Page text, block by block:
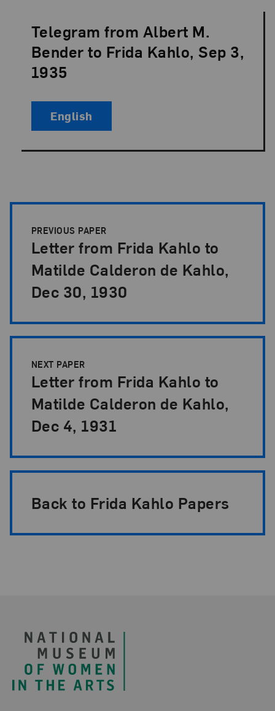
Telegram from Albert M.
Bender to Frida Kahlo, Sep 3,
1935
Language:
English
PREVIOUS PAPER
Letter from Frida Kahlo to
Matilde Calderon de Kahlo,
Dec 30, 1930
Back to Frida Kahlo Papers
NEXT PAPER
Letter from Frida Kahlo to
Matilde Calderon de Kahlo,
Dec 4, 1931